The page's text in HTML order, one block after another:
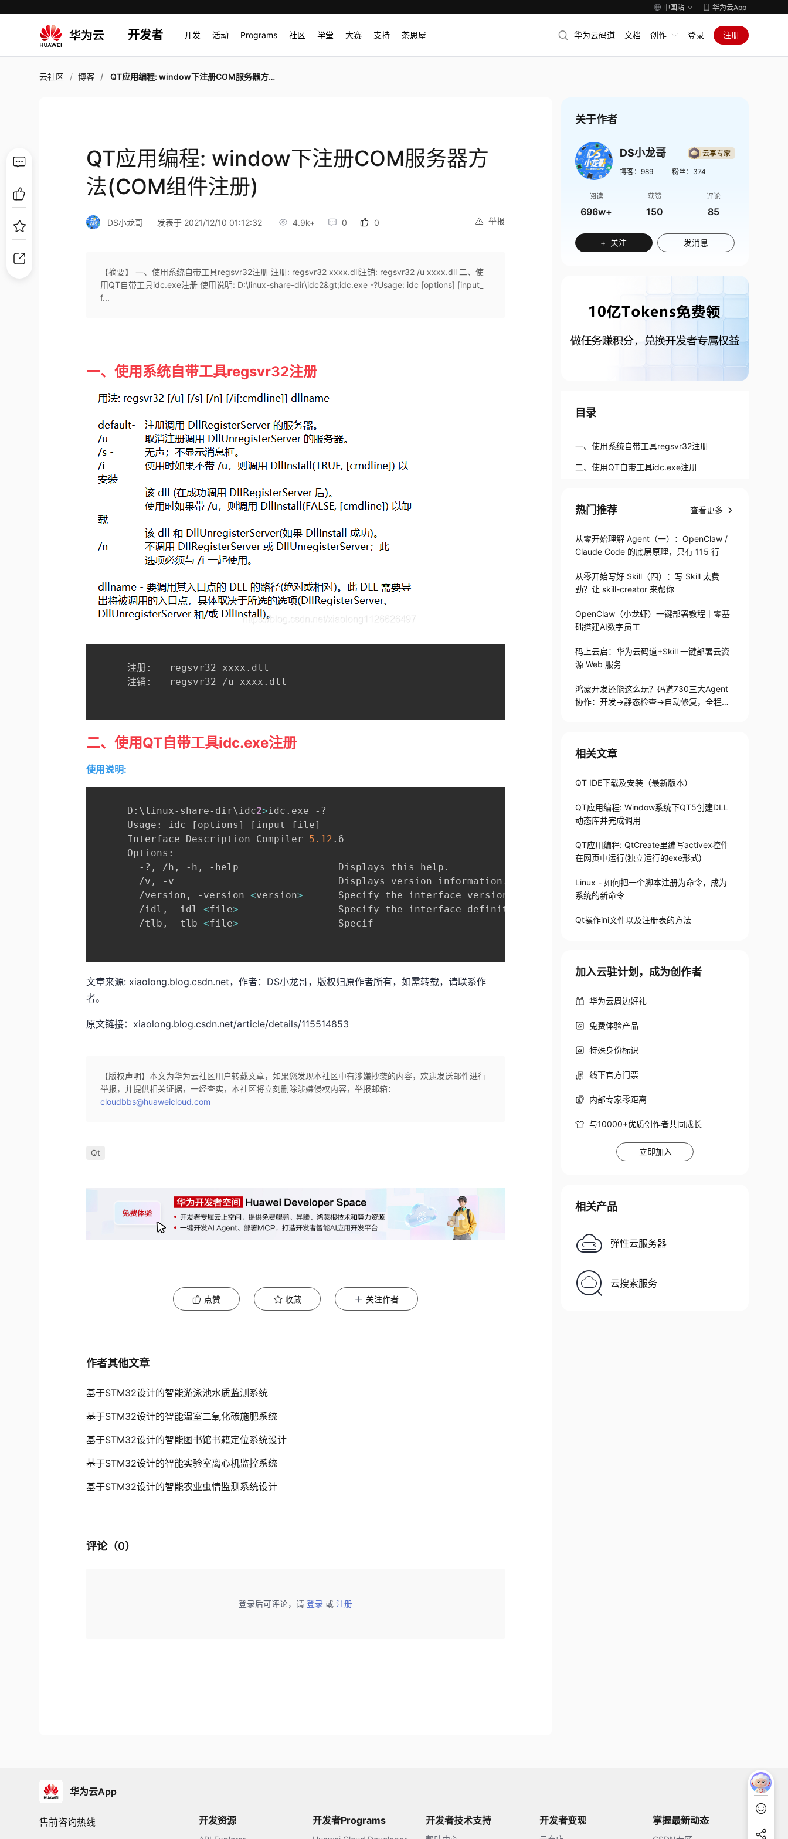
中国站 华为云App
开发者 开发 活动 Programs 社区 学堂 大赛 支持 茶思屋 华为云码道 文档 创作 登录 注册
云社区 博客 QT应用编程: window下注册COM服务器方法(COM组件注册)
QT应用编程: window下注册COM服务器方
法(COM组件注册)
举报
DS小龙哥 发表于 2021/12/10 01:12:32 4.9k+ 0 0
【摘要】 一、使用系统自带工具regsvr32注册 注册: regsvr32 xxxx.dll注销: regsvr32 /u xxxx.dll 二、使
用QT自带工具idc.exe注册 使用说明: D:\linux-share-dir\idc2&gt;idc.exe -?Usage: idc [options] [input_
f...
一、使用系统自带工具regsvr32注册
      注册:   regsvr32 xxxx.dll
      注销:   regsvr32 /u xxxx.dll
二、使用QT自带工具idc.exe注册
使用说明:
      D:
\linux-share-dir\idc2>idc.exe -?
      Usage: idc
[ options ] [ input_file]
      Interface Description Compiler
5.12 .6
      Options:
        -?, /h, -h, -help                 Displays this help.
        /v, -v                            Displays version information.
        /version, -version
<version>
      Specify the interface version.
        /idl, -idl
<file>
                 Specify the interface definition file.
        /tlb, -tlb
<file>
                 Specif
文章来源: xiaolong.blog.csdn.net，作者：DS小龙哥，版权归原作者所有，如需转载，请联系作
者。
原文链接：xiaolong.blog.csdn.net/article/details/115514853
【版权声明】本文为华为云社区用户转载文章，如果您发现本社区中有涉嫌抄袭的内容，欢迎发送邮件进行
举报，并提供相关证据，一经查实，本社区将立刻删除涉嫌侵权内容，举报邮箱：
cloudbbs@huaweicloud.com
Qt
点赞 收藏 关注作者
作者其他文章
基于STM32设计的智能游泳池水质监测系统
基于STM32设计的智能温室二氧化碳施肥系统
基于STM32设计的智能图书馆书籍定位系统设计
基于STM32设计的智能实验室离心机监控系统
基于STM32设计的智能农业虫情监测系统设计
评论（0）
登录后可评论，请 登录 或 注册
关于作者
DS小龙哥
博客： 989 粉丝： 374
阅读
696w+
获赞
150
评论
85
+ 关注 发消息
目录
一、使用系统自带工具regsvr32注册
二、使用QT自带工具idc.exe注册
热门推荐 查看更多
从零开始理解 Agent（一）：OpenClaw /
Claude Code 的底层原理，只有 115 行
从零开始写好 Skill（四）：写 Skill 太费
劲？让 skill-creator 来帮你
OpenClaw（小龙虾）一键部署教程｜零基
础搭建AI数字员工
码上云启：华为云码道+Skill 一键部署云资
源 Web 服务
鸿蒙开发还能这么玩？码道730三大Agent
协作：开发→静态检查→自动修复，全程不
相关文章
QT IDE下载及安装（最新版本）
QT应用编程: Window系统下QT5创建DLL
动态库并完成调用
QT应用编程: QtCreate里编写activex控件
在网页中运行(独立运行的exe形式)
Linux - 如何把一个脚本注册为命令，成为
系统的新命令
Qt操作ini文件以及注册表的方法
加入云驻计划，成为创作者
华为云周边好礼
免费体验产品
特殊身份标识
线下官方门票
内部专家零距离
与10000+优质创作者共同成长
立即加入
相关产品
弹性云服务器
云搜索服务
华为云App
售前咨询热线 开发资源 开发者Programs 开发者技术支持 开发者变现 掌握最新动态